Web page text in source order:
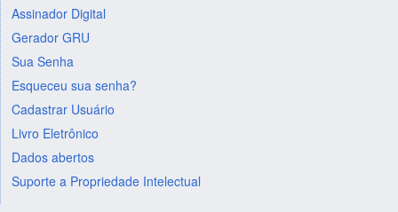
Assinador Digital
Gerador GRU
Sua Senha
Esqueceu sua senha?
Cadastrar Usuário
Livro Eletrônico
Dados abertos
Suporte a Propriedade Intelectual